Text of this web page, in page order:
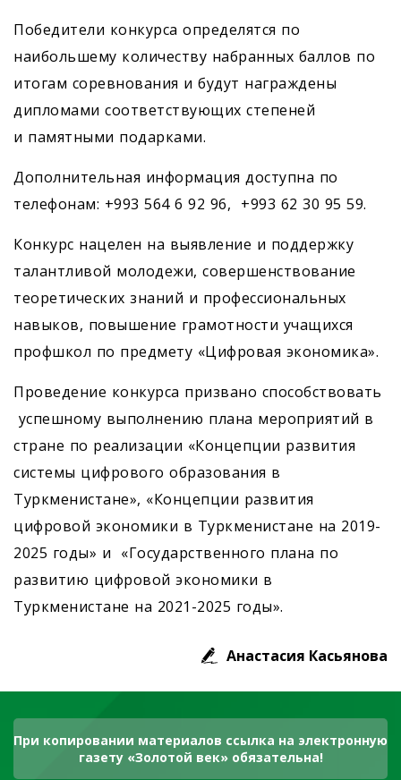
Победители конкурса определятся по
наибольшему количеству набранных баллов по
итогам соревнования и будут награждены
дипломами соответствующих степеней
и памятными подарками.
Дополнительная информация доступна по
телефонам: +993 564 6 92 96, +993 62 30 95 59.
Конкурс нацелен на выявление и поддержку
талантливой молодежи, совершенствование
теоретических знаний и профессиональных
навыков, повышение грамотности учащихся
профшкол по предмету «Цифровая экономика».
Проведение конкурса призвано способствовать
успешному выполнению плана мероприятий в
стране по реализации «Концепции развития
системы цифрового образования в
Туркменистане», «Концепции развития
цифровой экономики в Туркменистане на 2019-
2025 годы» и «Государственного плана по
развитию цифровой экономики в
Туркменистане на 2021-2025 годы».
Анастасия Касьянова
При копировании материалов ссылка на электронную
газету «Золотой век» обязательна!